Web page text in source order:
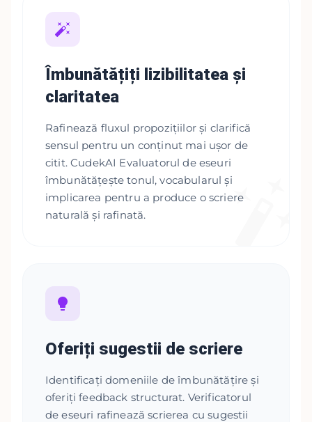
Îmbunătățiți lizibilitatea și
claritatea
Rafinează fluxul propozițiilor și clarifică
sensul pentru un conținut mai ușor de
citit. CudekAI Evaluatorul de eseuri
îmbunătățește tonul, vocabularul și
implicarea pentru a produce o scriere
naturală și rafinată.
Oferiți sugestii de scriere
Identificați domeniile de îmbunătățire și
oferiți feedback structurat. Verificatorul
de eseuri rafinează scrierea cu sugestii